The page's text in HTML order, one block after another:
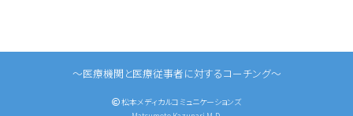
〜医療機関と医療従事者に対するコーチング〜
松本メディカルコミュニケーションズ